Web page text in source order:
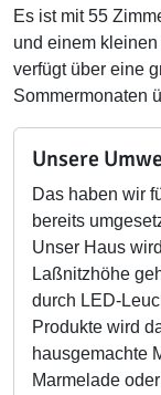
Es ist mit 55
und einem
verfügt über eine
Sommermonaten
Unsere
Das haben wir
bereits
Unser Haus
Laßnitzhöhe
durch LED-
Produkte wird
hausgemachte
Marmelade